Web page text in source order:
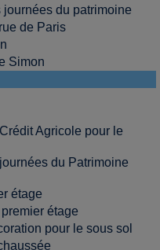
journées du patrimoine
de Paris
Simon
Agricole pour le
du Patrimoine
étage
étage
pour le sous sol